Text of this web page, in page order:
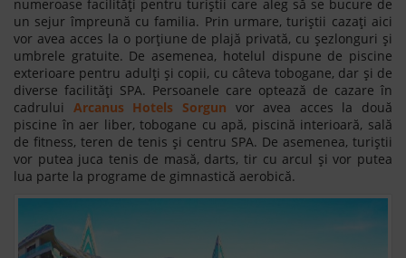
numeroase facilități pentru turiștii care aleg să se bucure de
un sejur împreună cu familia. Prin urmare, turiștii cazați aici
vor avea acces la o porțiune de plajă privată, cu șezlonguri și
umbrele gratuite. De asemenea, hotelul dispune de piscine
exterioare pentru adulți și copii, cu câteva tobogane, dar și de
diverse facilități SPA. Persoanele care optează de cazare în
cadrului Arcanus Hotels Sorgun vor avea acces la două
piscine în aer liber, tobogane cu apă, piscină interioară, sală
de fitness, teren de tenis și centru SPA. De asemenea, turiștii
vor putea juca tenis de masă, darts, tir cu arcul și vor putea
lua parte la programe de gimnastică aerobică.